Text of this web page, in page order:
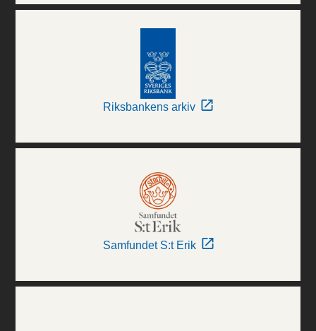
Riksbankens arkiv
Samfundet S:t Erik